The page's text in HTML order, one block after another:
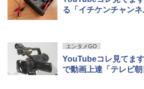
る「イチケンチャンネ
エンタメGO
YouTubeコレ見てま
で動画上達「テレビ朝